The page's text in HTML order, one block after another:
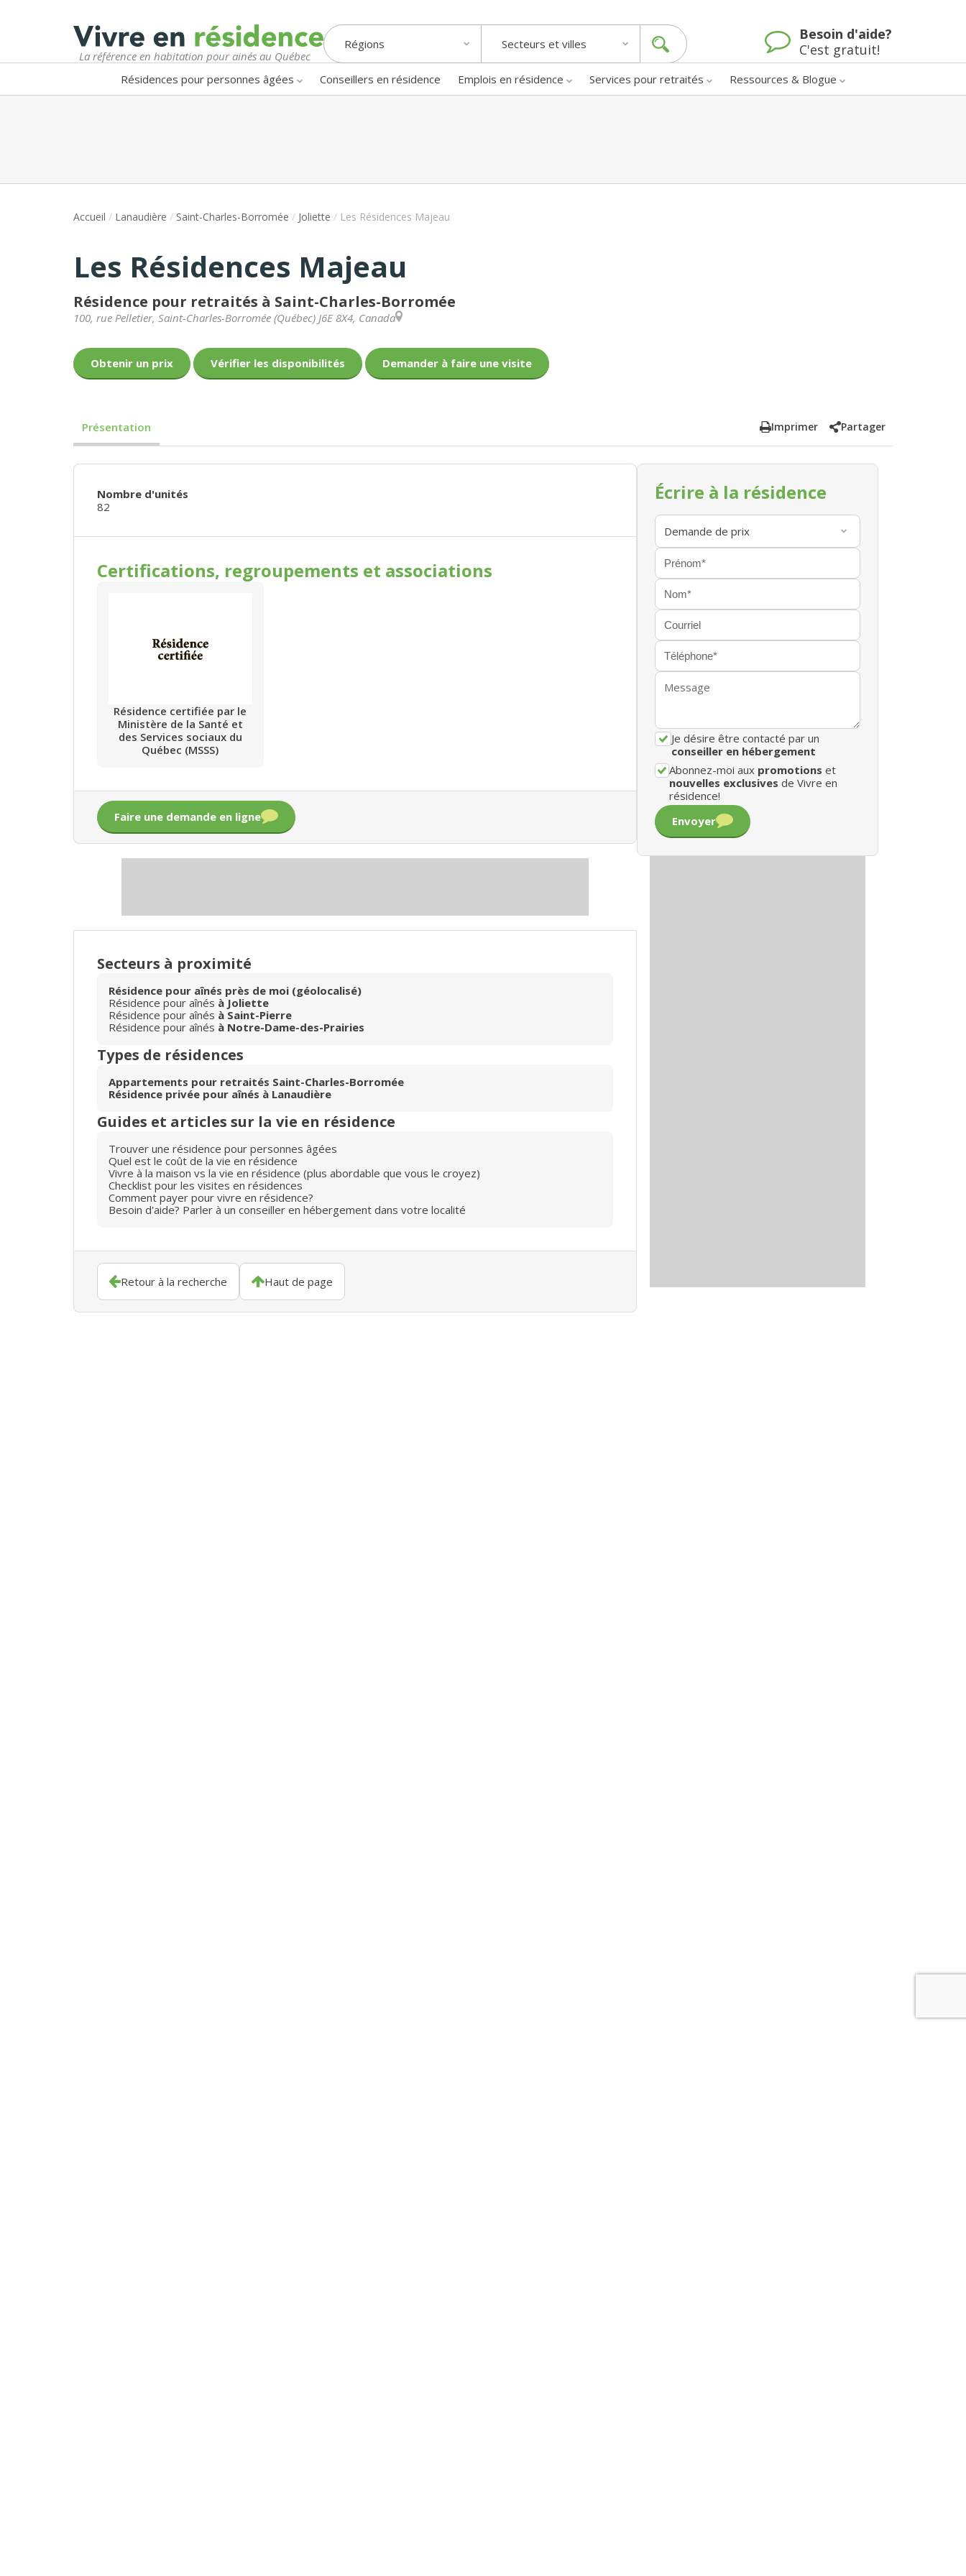
La référence en habitation pour ainés au Québec
Régions Secteurs et villes
Besoin d'aide?
C'est gratuit!
Résidences pour personnes âgées Conseillers en résidence Emplois en résidence Services pour retraités Ressources & Blogue
Accueil / Lanaudière / Saint-Charles-Borromée / Joliette / Les Résidences Majeau
Les Résidences Majeau
Résidence pour retraités à Saint-Charles-Borromée
100, rue Pelletier, Saint-Charles-Borromée (Québec) J6E 8X4, Canada
Obtenir un prix Vérifier les disponibilités Demander à faire une visite
Présentation Imprimer Partager
Nombre d'unités
82
Certifications, regroupements et associations
Résidence certifiée par le
Ministère de la Santé et
des Services sociaux du
Québec (MSSS)
Faire une demande en ligne
Secteurs à proximité
Résidence pour aînés près de moi (géolocalisé)
Résidence pour aînés à Joliette
Résidence pour aînés à Saint-Pierre
Résidence pour aînés à Notre-Dame-des-Prairies
Types de résidences
Appartements pour retraités Saint-Charles-Borromée
Résidence privée pour aînés à Lanaudière
Guides et articles sur la vie en résidence
Trouver une résidence pour personnes âgées
Quel est le coût de la vie en résidence
Vivre à la maison vs la vie en résidence (plus abordable que vous le croyez)
Checklist pour les visites en résidences
Comment payer pour vivre en résidence?
Besoin d'aide? Parler à un conseiller en hébergement dans votre localité
Retour à la recherche Haut de page
Écrire à la résidence
Je désire être contacté par un
conseiller en hébergement
Abonnez-moi aux promotions et
nouvelles exclusives de Vivre en
résidence!
Envoyer